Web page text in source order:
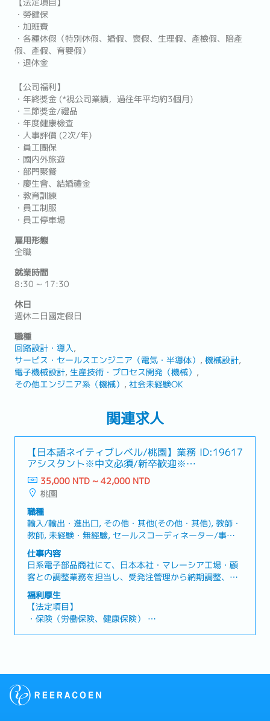
【法定項目】
・勞健保
・加班費
・各種休假（特別休假、婚假、喪假、生理假、產檢假、陪產
假、產假、育嬰假）
・退休金
【公司福利】
・年終獎金 (*視公司業績，過往年平均約3個月)
・三節獎金/禮品
・年度健康檢查
・人事評價 (2次/年)
・員工團保
・國内外旅遊
・部門聚餐
・慶生會、結婚禮金
・教育訓練
・員工制服
・員工停車場
雇用形態
全職
就業時間
8:30 ~ 17:30
休日
週休二日國定假日
職種
回路設計・導入
サービス・セールスエンジニア（電気・半導体）
機械設計
電子機械設計 生産技術・プロセス開発（機械）
その他エンジニア系（機械）
社会未経験OK
関連求人
【日本語ネイティブレベル/桃園】業務
アシスタント※中文必須/新卒歓迎※ー
日系電子部品商社
ID:19617
35,000 NTD ~ 42,000 NTD
桃園
職種
輸入/輸出・進出口, その他・其他(その他・其他), 教師・
教師, 未経験・無經驗, セールスコーディネーター/事務/
受付・業務/內勤/窗口
仕事内容
日系電子部品商社にて、日本本社・マレーシア工場・顧
客との調整業務を担当し、受発注管理から納期調整、貿
易事務まで幅広く経験できるポジションです。【仕事内
容】・顧客からの注文受付、受発注処理およびデータ管
理・日本本社およびマレーシア工場との連絡、調整業
務・納期確認、納期調整および出荷スケジュール管理・
顧客からの問い合わせ対応およびメール対応・輸出入関
成・営業活動に関する社内事務サポート・その他、主管
指示事項への対応
福利厚生
【法定項目】
・保険（労働保険、健康保険）
【会社独自の福利厚生】
・賞与：年2回（1月・7月、合計2か月 ※ 業績により変